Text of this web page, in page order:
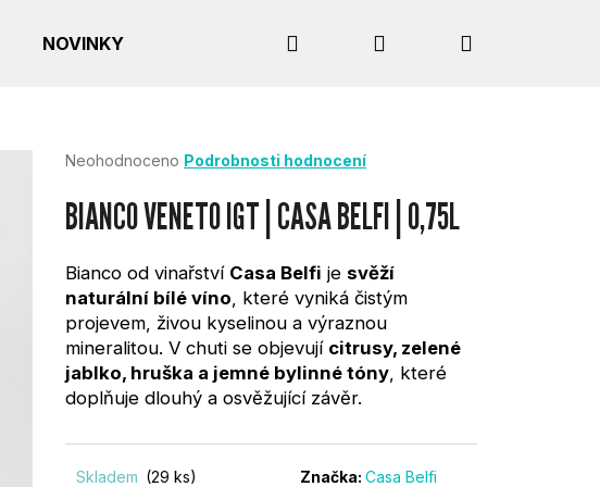
NOVINKY Přihlášení
Průměrné
produktu
je
z
5
hvězdiček.
Neohodnoceno Podrobnosti hodnocení
BIANCO VENETO IGT | CASA BELFI | 0,75L
Bianco od vinařství Casa Belfi je svěží
naturální bílé víno , které vyniká čistým
projevem, živou kyselinou a výraznou
mineralitou. V chuti se objevují citrusy, zelené
jablko, hruška a jemné bylinné tóny , které
doplňuje dlouhý a osvěžující závěr.
Skladem (29 ks) Značka: Casa Belfi
Následující